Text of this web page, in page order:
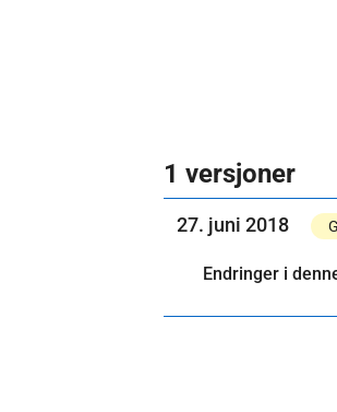
1 versjoner
27. juni 2018
Endringer i